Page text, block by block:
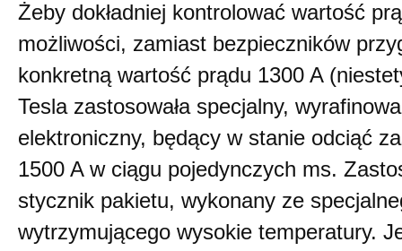
Żeby dokładniej kontrolować wartość
możliwości, zamiast bezpieczników
konkretną wartość prądu 1300 A
Tesla zastosowała specjalny,
elektroniczny, będący w stanie odciąć
1500 A w ciągu pojedynczych ms.
stycznik pakietu, wykonany ze
wytrzymującego wysokie temperatury.